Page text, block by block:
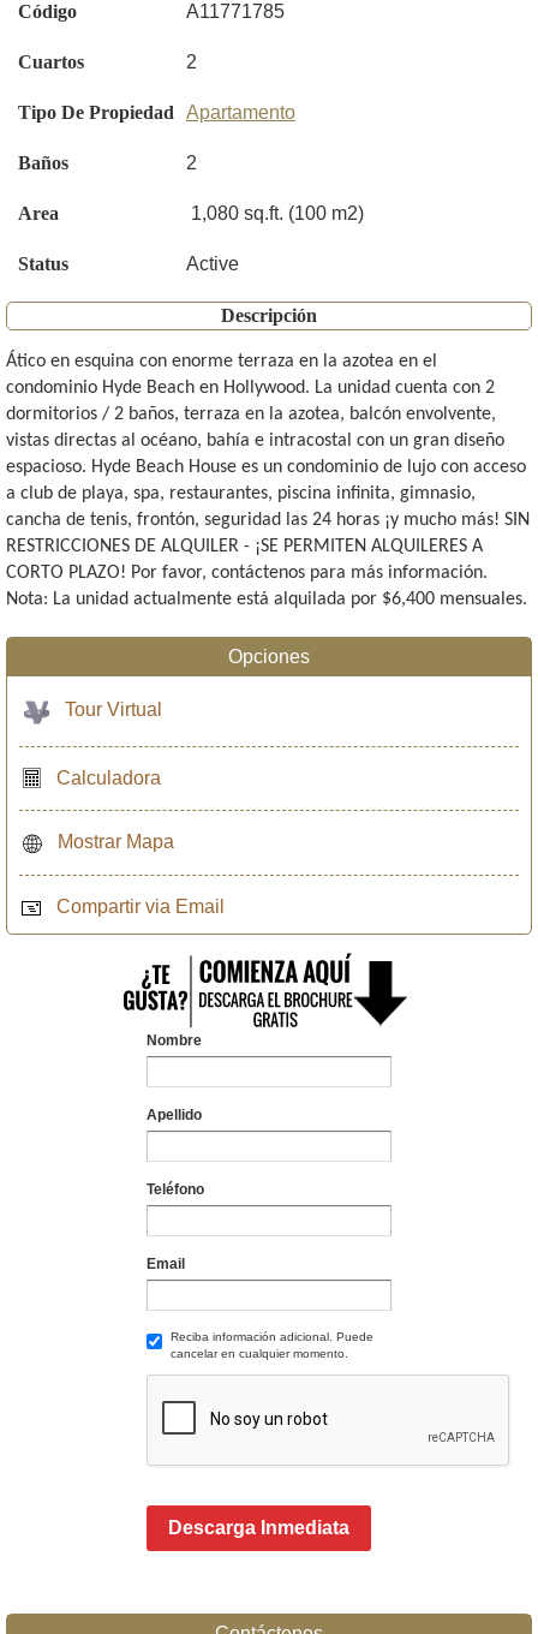
Código A11771785
Cuartos 2
Tipo De Propiedad Apartamento
Baños 2
Area 1,080 sq.ft. (100 m2)
Status Active
Descripción
Ático en esquina con enorme terraza en la azotea en el
condominio Hyde Beach en Hollywood. La unidad cuenta con 2
dormitorios / 2 baños, terraza en la azotea, balcón envolvente,
vistas directas al océano, bahía e intracostal con un gran diseño
espacioso. Hyde Beach House es un condominio de lujo con acceso
a club de playa, spa, restaurantes, piscina infinita, gimnasio,
cancha de tenis, frontón, seguridad las 24 horas ¡y mucho más! SIN
RESTRICCIONES DE ALQUILER - ¡SE PERMITEN ALQUILERES A
CORTO PLAZO! Por favor, contáctenos para más información.
Nota: La unidad actualmente está alquilada por $6,400 mensuales.
Opciones
Tour Virtual
Calculadora
Mostrar Mapa
Compartir via Email
Nombre
Apellido
Teléfono
Email
Reciba información adicional. Puede
cancelar en cualquier momento.
Descarga Inmediata